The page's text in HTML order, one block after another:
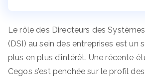
Le rôle des Directeurs des
(DSI) au sein des entreprises est un
plus en plus d’intérêt. Une récente
Cegos s’est penchée sur le profil